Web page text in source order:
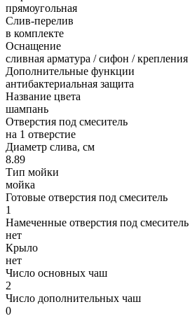
прямоугольная
Слив-перелив
в комплекте
Оснащение
сливная арматура / сифон / крепления
Дополнительные функции
антибактериальная защита
Название цвета
шампань
Отверстия под смеситель
на 1 отверстие
Диаметр слива, см
8.89
Тип мойки
мойка
Готовые отверстия под смеситель
1
Намеченные отверстия под смеситель
нет
Крыло
нет
Число основных чаш
2
Число дополнительных чаш
0